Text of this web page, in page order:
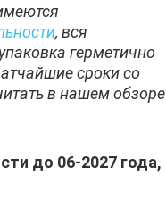
, вся
герметично
сроки со
в нашем обзоре
до 06-2027 года,